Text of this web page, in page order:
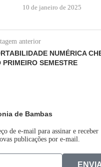
10 de janeiro de 2025
anterior
NUMÉRICA
PRIMEIRO SEMESTRE
de Bambas
de e-mail para assinar e receber
publicações por e-mail.